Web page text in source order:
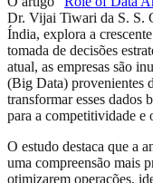
Dr. Vijai Tiwari da S. S.
Índia, explora a
tomada de decisões
atual, as empresas são
(Big Data) provenientes
transformar esses dados
para a competitividade e
O estudo destaca que a
uma compreensão mais
otimizarem operações,